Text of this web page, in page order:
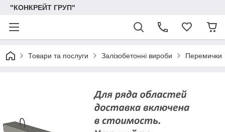
"КОНКРЕЙТ ГРУП"
Товари та послуги Залізобетонні вироби Перемички